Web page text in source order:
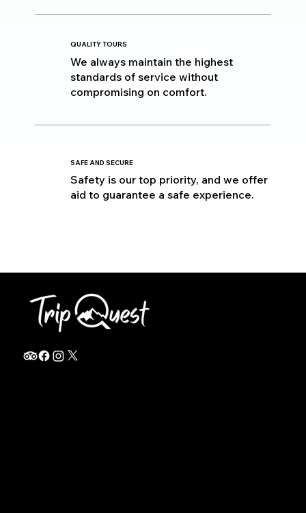
QUALITY TOURS
We always maintain the highest
standards of service without
compromising on comfort.
SAFE AND SECURE
Safety is our top priority, and we offer
aid to guarantee a safe experience.